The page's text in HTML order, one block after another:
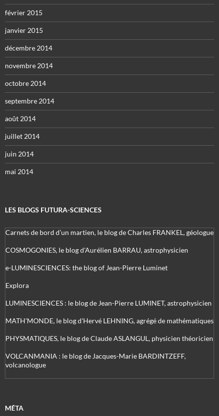
février 2015
janvier 2015
décembre 2014
novembre 2014
octobre 2014
septembre 2014
août 2014
juillet 2014
juin 2014
mai 2014
LES BLOGS FUTURA-SCIENCES
Carnets de bord d’un martien, le blog de Charles FRANKEL, géologue
COSMOGONIES, le blog d'Aurélien BARRAU, astrophysicien
e-LUMINESCIENCES: the blog of Jean-Pierre Luminet
Explora
LUMINESCIENCES : le blog de Jean-Pierre LUMINET, astrophysicien
MATH'MONDE, le blog d'Hervé LEHNING, agrégé de mathématiques
PHYSMATIQUES, le blog de Claude ASLANGUL, physicien théoricien
VOLCANMANIA : le blog de Jacques-Marie BARDINTZEFF,
volcanologue
MÉTA